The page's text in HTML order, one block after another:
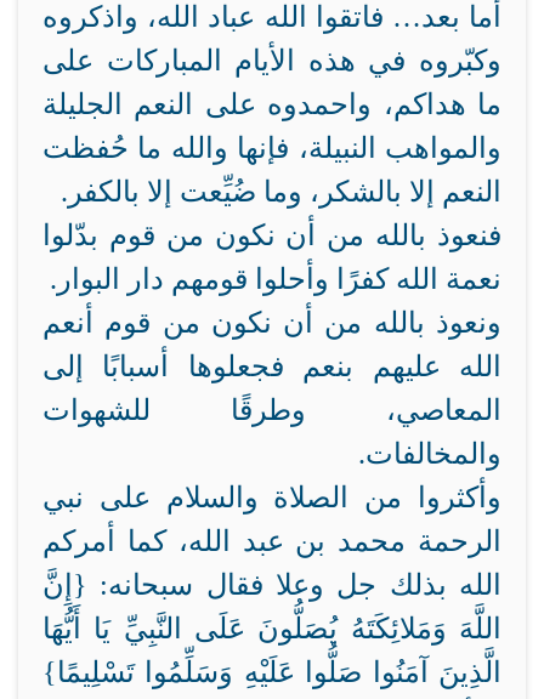
أما بعد… فاتقوا الله عباد الله، واذكروه
وكبّروه في هذه الأيام المباركات على
ما هداكم، واحمدوه على النعم الجليلة
والمواهب النبيلة، فإنها والله ما حُفظت
النعم إلا بالشكر، وما ضُيِّعت إلا بالكفر.
فنعوذ بالله من أن نكون من قوم بدّلوا
نعمة الله كفرًا وأحلوا قومهم دار البوار.
ونعوذ بالله من أن نكون من قوم أنعم
الله عليهم بنعم فجعلوها أسبابًا إلى
المعاصي، وطرقًا للشهوات
والمخالفات.
وأكثروا من الصلاة والسلام على نبي
الرحمة محمد بن عبد الله، كما أمركم
الله بذلك جل وعلا فقال سبحانه: {إِنَّ
اللَّهَ وَمَلائِكَتَهُ يُصَلُّونَ عَلَى النَّبِيِّ يَا أَيُّهَا
الَّذِينَ آمَنُوا صَلُّوا عَلَيْهِ وَسَلِّمُوا تَسْلِيمًا}